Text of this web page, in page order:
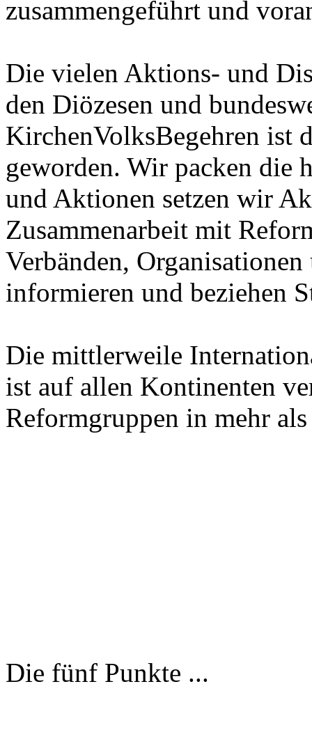
zusammengeführt und
Die vielen Aktions- und
den Diözesen und
KirchenVolksBegehren ist
geworden. Wir packen die
und Aktionen setzen wir
Zusammenarbeit mit
Verbänden,
informieren und beziehen
Die mittlerweile
ist auf allen Kontinenten
Reformgruppen in mehr
Die fünf Punkte ...